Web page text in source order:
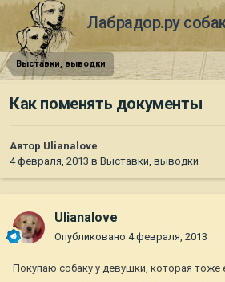
Лабрадор.ру
Выставки, выводки
Как поменять документы
Автор Ulianalove
4 февраля, 2013 в Выставки, выводки
Ulianalove
Опубликовано 4 февраля, 2013
Покупаю собаку у девушки, которая тоже